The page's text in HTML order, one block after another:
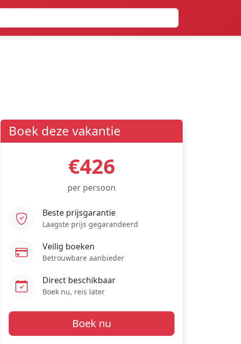
Boek deze vakantie
€426
per persoon
Beste prijsgarantie
Laagste prijs gegarandeerd
Veilig boeken
Betrouwbare aanbieder
Direct beschikbaar
Boek nu, reis later
Boek nu